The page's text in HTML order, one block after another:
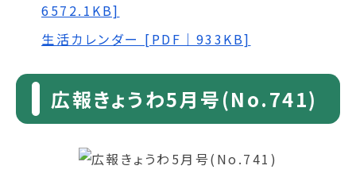
6572.1KB]
生活カレンダー [PDF｜933KB]
広報きょうわ5月号(No.741)